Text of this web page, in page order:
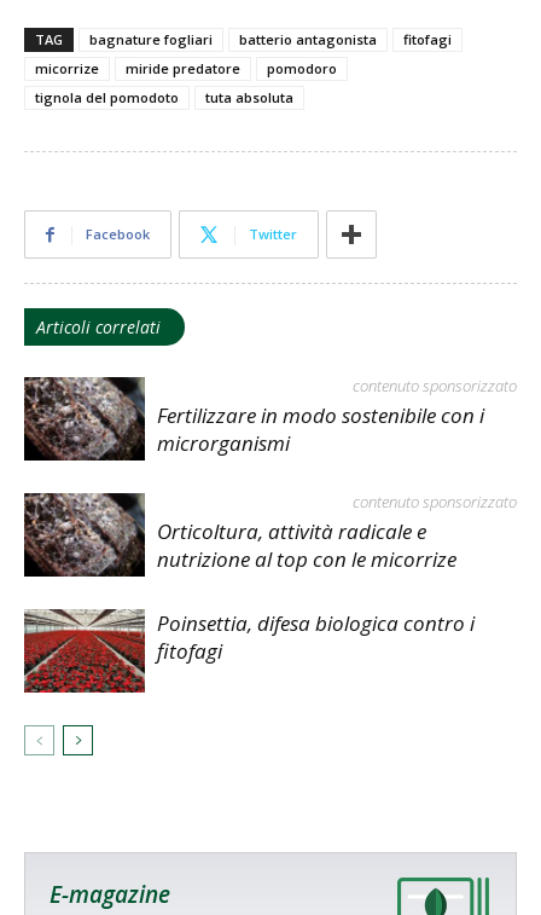
TAG bagnature fogliari batterio antagonista
fitofagi
micorrize
miride predatore
pomodoro
tignola del pomodoto
tuta absoluta
Facebook Twitter
Articoli correlati
contenuto sponsorizzato
Fertilizzare in modo sostenibile con i
microrganismi
contenuto sponsorizzato
Orticoltura, attività radicale e
nutrizione al top con le micorrize
Poinsettia, difesa biologica contro i
fitofagi
E-magazine